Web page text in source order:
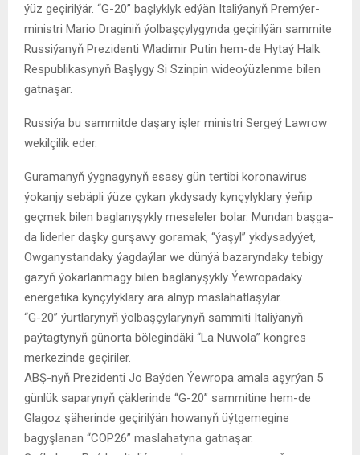
ýüz geçirilýär. “G-20” başlyklyk edýän Italiýanyň Premýer-
ministri Mario Draginiň ýolbaşçylygynda geçirilýän sammite
Russiýanyň Prezidenti Wladimir Putin hem-de Hytaý Halk
Respublikasynyň Başlygy Si Szinpin wideoýüzlenme bilen
gatnaşar.
Russiýa bu sammitde daşary işler ministri Sergeý Lawrow
wekilçilik eder.
Guramanyň ýygnagynyň esasy gün tertibi koronawirus
ýokanjy sebäpli ýüze çykan ykdysady kynçylyklary ýeňip
geçmek bilen baglanyşykly meseleler bolar. Mundan başga-
da liderler daşky gurşawy goramak, “ýaşyl” ykdysadyýet,
Owganystandaky ýagdaýlar we dünýä bazaryndaky tebigy
gazyň ýokarlanmagy bilen baglanyşykly Ýewropadaky
energetika kynçylyklary ara alnyp maslahatlaşylar.
“G-20” ýurtlarynyň ýolbaşçylarynyň sammiti Italiýanyň
paýtagtynyň günorta bölegindäki “La Nuwola” kongres
merkezinde geçiriler.
ABŞ-nyň Prezidenti Jo Baýden Ýewropa amala aşyrýan 5
günlük saparynyň çäklerinde “G-20” sammitine hem-de
Glagoz şäherinde geçirilýän howanyň üýtgemegine
bagyşlanan “COP26” maslahatyna gatnaşar.